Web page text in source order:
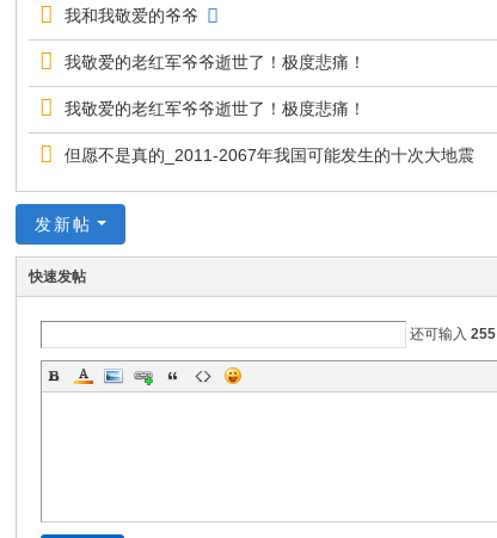
我和我敬爱的爷爷
我敬爱的老红军爷爷逝世了！极度悲痛！
我敬爱的老红军爷爷逝世了！极度悲痛！
但愿不是真的_2011-2067年我国可能发生的十次大地震
发新帖
快速发帖
还可输入255